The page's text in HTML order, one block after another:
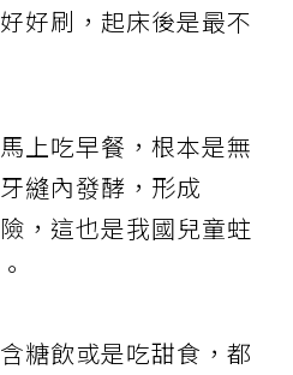
好刷，起床後是最不
上吃早餐，根本是無
縫內發酵，形成
，這也是我國兒童蛀
糖飲或是吃甜食，都